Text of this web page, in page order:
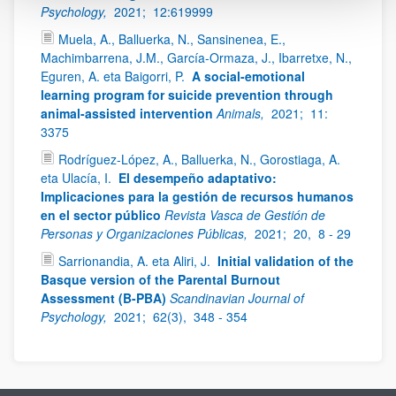
Psychology, 2021; 12:619999
Muela, A., Balluerka, N., Sansinenea, E.,
Machimbarrena, J.M., García-Ormaza, J., Ibarretxe, N.,
Eguren, A. eta Baigorri, P. A social-emotional
learning program for suicide prevention through
animal-assisted intervention Animals, 2021; 11:
3375
Rodríguez-López, A., Balluerka, N., Gorostiaga, A.
eta Ulacía, I. El desempeño adaptativo:
Implicaciones para la gestión de recursos humanos
en el sector público Revista Vasca de Gestión de
Personas y Organizaciones Públicas, 2021; 20, 8 - 29
Sarrionandia, A. eta Aliri, J. Initial validation of the
Basque version of the Parental Burnout
Assessment (B-PBA) Scandinavian Journal of
Psychology, 2021; 62(3), 348 - 354